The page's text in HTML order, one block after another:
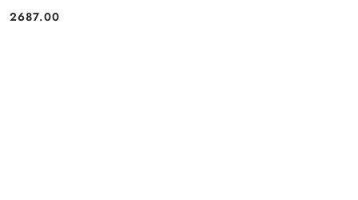
Cena:
2687.00